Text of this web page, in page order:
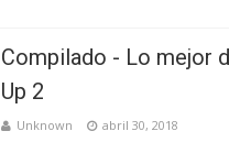
Compilado - Lo mejor
Up 2
Unknown abril 30, 2018